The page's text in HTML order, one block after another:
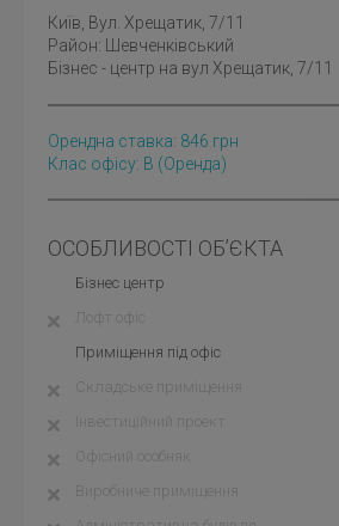
Київ , Вул. Хрещатик, 7/11
Район:
Шевченківський
Бізнес - центр на вул Хрещатик, 7/11
Орендна ставка: 846 грн
Клас офісу: B (оренда)
ОСОБЛИВОСТІ ОБ’ЄКТА
Бізнес центр
Лофт офіс
Приміщення під офіс
Складське приміщення
Інвестиційний проект
Офісний особняк
Виробниче приміщення